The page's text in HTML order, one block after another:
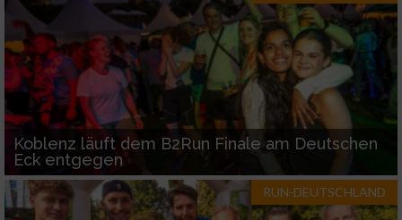
Koblenz läuft dem B2Run Finale am Deutschen
Eck entgegen
RUN-DEUTSCHLAND